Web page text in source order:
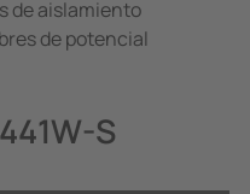
de aislamiento
de potencial
S